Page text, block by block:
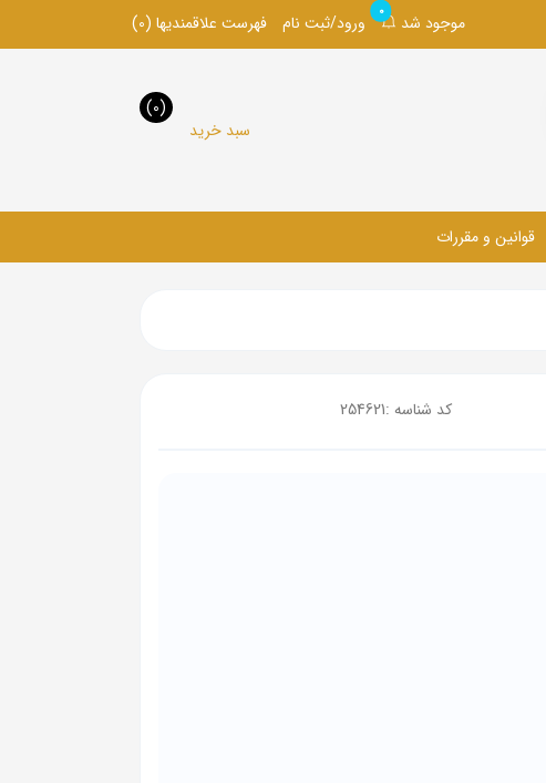
موجود شد
0
ورود/ثبت نام فهرست علاقمندیها (0)
سبد خرید
(0)
قوانین و مقررات
کد شناسه :254621